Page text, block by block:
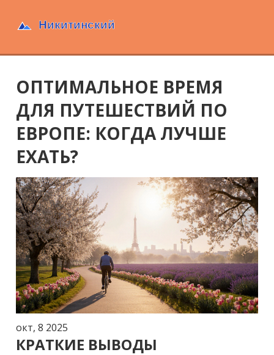
ОПТИМАЛЬНОЕ ВРЕМЯ
ДЛЯ ПУТЕШЕСТВИЙ ПО
ЕВРОПЕ: КОГДА ЛУЧШЕ
ЕХАТЬ?
окт, 8 2025
КРАТКИЕ ВЫВОДЫ